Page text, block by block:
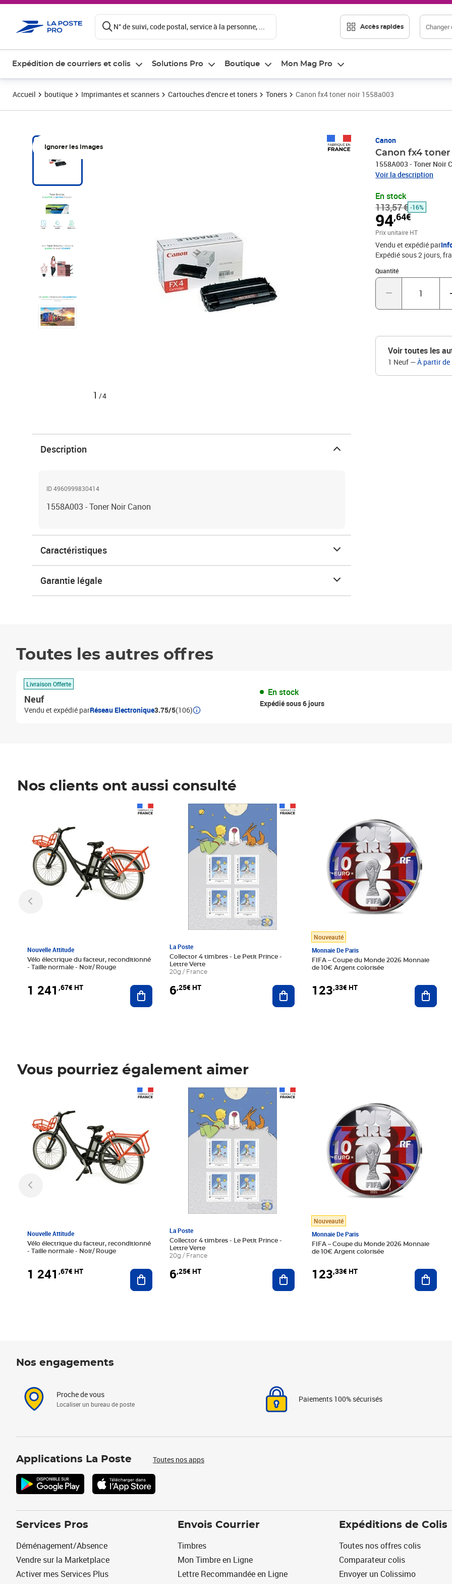
N° de suivi, code postal, service à la personne, ... Accès rapides Changer
Expédition de courriers et colis Solutions Pro Boutique Mon Mag Pro
Accueil boutique Imprimantes et scanners Cartouches d'encre et toners Toners Canon fx4 toner noir 1558a003
Ignorer les images
1 /4
Canon
Canon fx4 toner
1558A003 - Toner Noir
Voir la description
En stock
113,57 €
Prix barré 113,57 €
-16%
94,64€
Prix 94,64€
Prix unitaire HT
Vendu et expédié par
Expédié sous 2 jours,
Quantité
Quantité : 1
Voir toutes les
1 Neuf —À partir de
Description
ID 4960999830414
1558A003 - Toner Noir Canon
Caractéristiques
Garantie légale
Toutes les autres offres
Livraison Offerte
Neuf
Vendu et expédié parRéseau Electronique3.75/5(106)
En stock
Expédié sous 6 jours
Nos clients ont aussi consulté
Nouvelle Attitude
Vélo électrique du facteur, reconditionné
- Taille normale - Noir/ Rouge
1 241 ,67€ HT Ajouter au panier
La Poste
Collector 4 timbres - Le Petit Prince -
Lettre Verte
20g / France
6,25€ HT
Prix 6,25€ HT
Ajouter au panier
Nouveauté
Monnaie De Paris
FIFA – Coupe du Monde 2026 Monnaie
de 10€ Argent colorisée
123,33€ HT
Vous pourriez également aimer
Nouvelle Attitude
Vélo électrique du facteur, reconditionné
- Taille normale - Noir/ Rouge
1 241 ,67€ HT Ajouter au panier
La Poste
Collector 4 timbres - Le Petit Prince -
Lettre Verte
20g / France
6,25€ HT
Prix 6,25€ HT
Ajouter au panier
Nouveauté
Monnaie De Paris
FIFA – Coupe du Monde 2026 Monnaie
de 10€ Argent colorisée
123,33€ HT
Nos engagements
Proche de vous
Localiser un bureau de poste
Paiements 100% sécurisés
Applications La Poste Toutes nos apps
Services Pros
Déménagement/Absence
Vendre sur la Marketplace
Activer mes Services Plus
Envois Courrier
Timbres
Mon Timbre en Ligne
Lettre Recommandée en Ligne
Expéditions de Colis
Toutes nos offres colis
Comparateur colis
Envoyer un Colissimo